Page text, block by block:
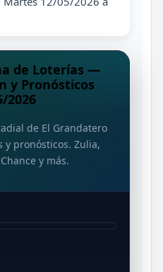
de Loterías —
y Pronósticos
2026
de El Grandatero
y pronósticos. Zulia,
y más.